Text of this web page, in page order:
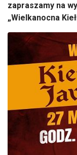
zapraszamy na
„Wielkanocna